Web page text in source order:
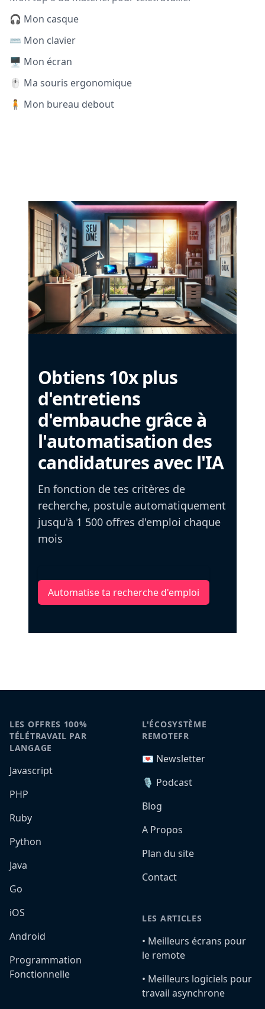
🎧 Mon casque
⌨️ Mon clavier
🖥️ Mon écran
🖱️ Ma souris ergonomique
🧍 Mon bureau debout
Obtiens 10x plus
d'entretiens
d'embauche grâce à
l'automatisation des
candidatures avec l'IA
En fonction de tes critères de
recherche, postule automatiquement
jusqu'à 1 500 offres d'emploi chaque
mois
Automatise ta recherche d'emploi
LES OFFRES 100%
TÉLÉTRAVAIL PAR
LANGAGE
Javascript
PHP
Ruby
Python
Java
Go
iOS
Android
Programmation
Fonctionnelle
L'ÉCOSYSTÈME
REMOTEFR
💌 Newsletter
🎙️ Podcast
Blog
A Propos
Plan du site
Contact
LES ARTICLES
•️ Meilleurs écrans pour
le remote
•️ Meilleurs logiciels pour
travail asynchrone